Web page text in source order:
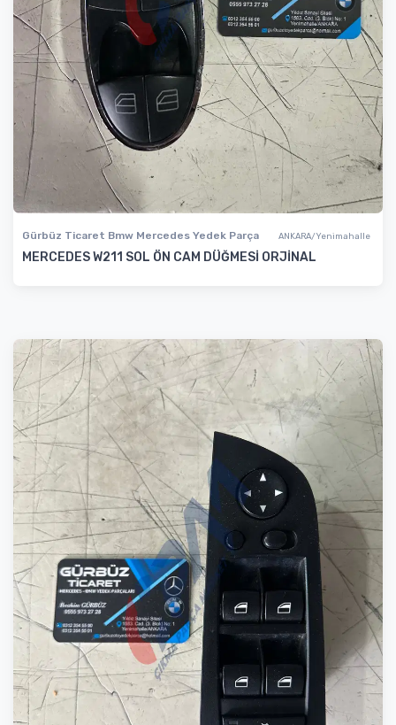
Gürbüz Ticaret Bmw Mercedes Yedek Parça ANKARA/Yenimahalle
MERCEDES W211 SOL ÖN CAM DÜĞMESİ ORJİNAL